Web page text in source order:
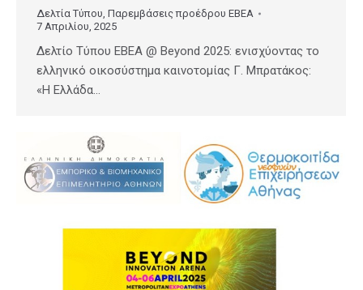
Δελτία Τύπου, Παρεμβάσεις προέδρου ΕΒΕΑ
7 Απριλίου, 2025
Δελτίο Τύπου ΕΒΕΑ @ Beyond 2025: ενισχύοντας το
ελληνικό οικοσύστημα καινοτομίας Γ. Μπρατάκος:
«Η Ελλάδα…